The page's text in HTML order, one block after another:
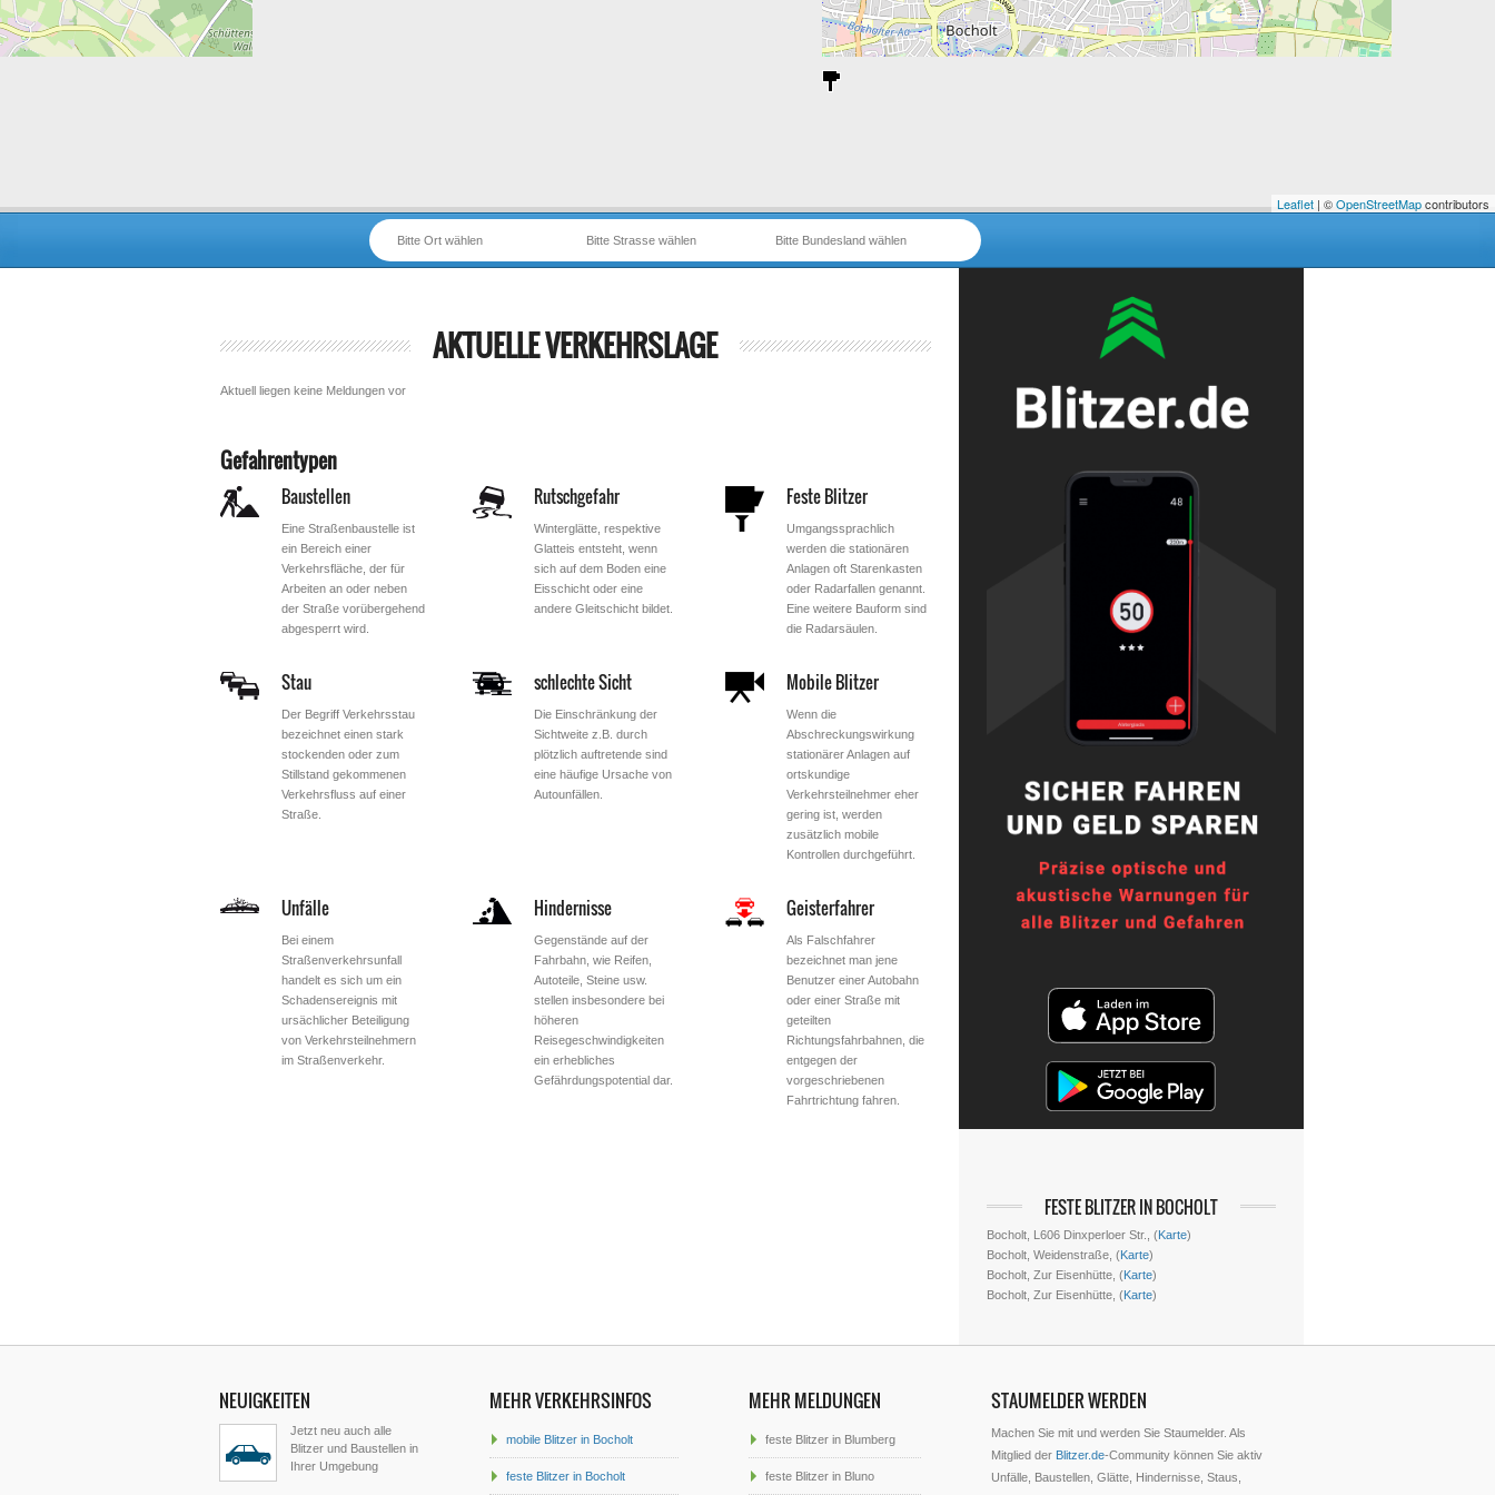
Leaflet | ©OpenStreetMapcontributors
Bitte Bundesland wählen
Bitte Strasse wählen
Bitte Ort wählen
AKTUELLE VERKEHRSLAGE
Aktuell liegen keine Meldungen vor
Gefahrentypen
Baustellen
Eine Straßenbaustelle ist
ein Bereich einer
Verkehrsfläche, der für
Arbeiten an oder neben
der Straße vorübergehend
abgesperrt wird.
Rutschgefahr
Winterglätte, respektive
Glatteis entsteht, wenn
sich auf dem Boden eine
Eisschicht oder eine
andere Gleitschicht bildet.
Feste Blitzer
Umgangssprachlich
werden die stationären
Anlagen oft Starenkasten
oder Radarfallen genannt.
Eine weitere Bauform sind
die Radarsäulen.
Stau
Der Begriff Verkehrsstau
bezeichnet einen stark
stockenden oder zum
Stillstand gekommenen
Verkehrsfluss auf einer
Straße.
schlechte Sicht
Die Einschränkung der
Sichtweite z.B. durch
plötzlich auftretende sind
eine häufige Ursache von
Autounfällen.
Mobile Blitzer
Wenn die
Abschreckungswirkung
stationärer Anlagen auf
ortskundige
Verkehrsteilnehmer eher
gering ist, werden
zusätzlich mobile
Kontrollen durchgeführt.
Unfälle
Bei einem
Straßenverkehrsunfall
handelt es sich um ein
Schadensereignis mit
ursächlicher Beteiligung
von Verkehrsteilnehmern
im Straßenverkehr.
Hindernisse
Gegenstände auf der
Fahrbahn, wie Reifen,
Autoteile, Steine usw.
stellen insbesondere bei
höheren
Reisegeschwindigkeiten
ein erhebliches
Gefährdungspotential dar.
Geisterfahrer
Als Falschfahrer
bezeichnet man jene
Benutzer einer Autobahn
oder einer Straße mit
geteilten
Richtungsfahrbahnen, die
entgegen der
vorgeschriebenen
Fahrtrichtung fahren.
FESTE BLITZER IN BOCHOLT
Bocholt, L606 Dinxperloer Str., (Karte)
Bocholt, Weidenstraße, (Karte)
Bocholt, Zur Eisenhütte, (Karte)
Bocholt, Zur Eisenhütte, (Karte)
NEUIGKEITEN
Jetzt neu auch alle
Blitzer und Baustellen in
Ihrer Umgebung
MEHR VERKEHRSINFOS
mobile Blitzer in Bocholt
feste Blitzer in Bocholt
MEHR MELDUNGEN
feste Blitzer in Blumberg
feste Blitzer in Bluno
STAUMELDER WERDEN
Machen Sie mit und werden Sie Staumelder. Als
Mitglied der Blitzer.de-Community können Sie aktiv
Unfälle, Baustellen, Glätte, Hindernisse, Staus,